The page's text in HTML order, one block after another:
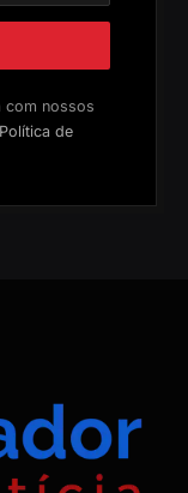
com nossos
Política de